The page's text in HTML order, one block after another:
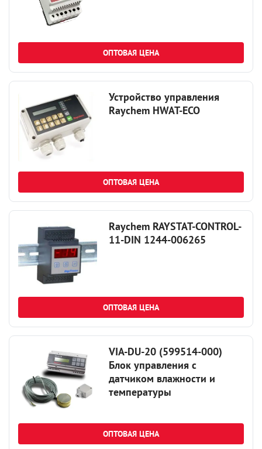
ОПТОВАЯ ЦЕНА
Устройство управления
Raychem HWAT-ECO
ОПТОВАЯ ЦЕНА
Raychem RAYSTAT-CONTROL-
11-DIN 1244-006265
ОПТОВАЯ ЦЕНА
VIA-DU-20 (599514-000)
Блок управления с
датчиком влажности и
температуры
ОПТОВАЯ ЦЕНА